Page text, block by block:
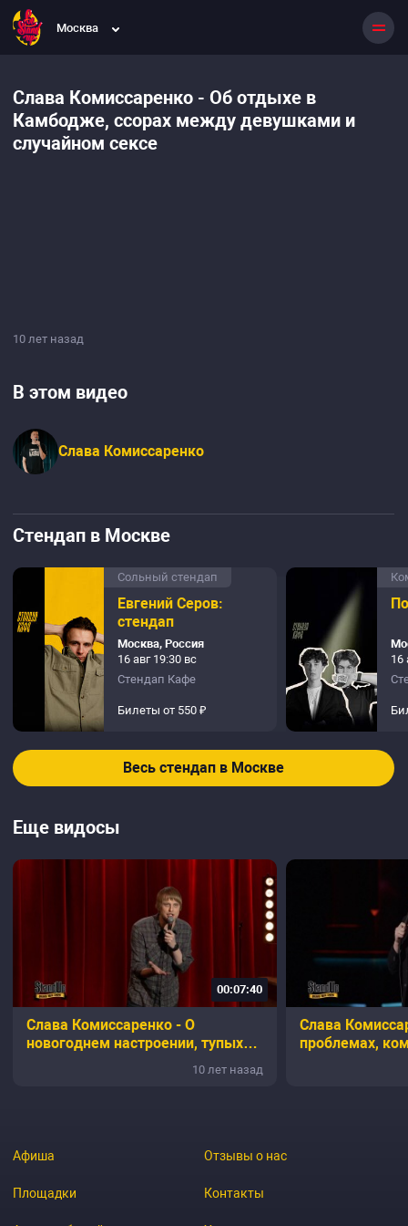
Москва
Слава Комиссаренко - Об отдыхе в
Камбодже, ссорах между девушками и
случайном сексе
10 лет назад
В этом видео
Слава Комиссаренко
Стендап в Москве
Сольный стендап
Евгений Серов:
стендап
Москва, Россия
16 авг 19:30 вс
Стендап Кафе
Билеты от 550 ₽
16
Весь стендап в Москве
Еще видосы
00:07:40
Слава Комиссаренко - О
новогоднем настроении, тупых
шлюхах, ванной у девушки и10 лет назад
Слава
проблемах,
Афиша
Площадки
Отзывы о нас
Контакты